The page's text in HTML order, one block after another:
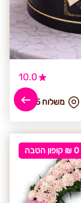
10.0
₪ משלוח 35